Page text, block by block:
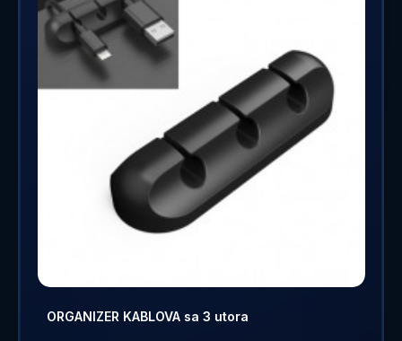
ORGANIZER KABLOVA sa 3 utora